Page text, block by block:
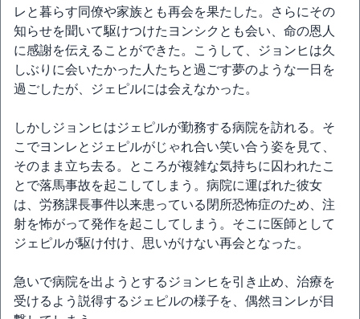
レと暮らす同僚や家族とも再会を果たした。さらにその
知らせを聞いて駆けつけたヨンシクとも会い、命の恩人
に感謝を伝えることができた。こうして、ジョンヒは久
しぶりに会いたかった人たちと過ごす夢のような一日を
過ごしたが、ジェピルには会えなかった。
しかしジョンヒはジェピルが勤務する病院を訪れる。そ
こでヨンレとジェピルがじゃれ合い笑い合う姿を見て、
そのまま立ち去る。ところが複雑な気持ちに囚われたこ
とで落馬事故を起こしてしまう。病院に運ばれた彼女
は、労務課長事件以来患っている閉所恐怖症のため、注
射を怖がって発作を起こしてしまう。そこに医師として
ジェピルが駆け付け、思いがけない再会となった。
急いで病院を出ようとするジョンヒを引き止め、治療を
受けるよう説得するジェピルの様子を、偶然ヨンレが目